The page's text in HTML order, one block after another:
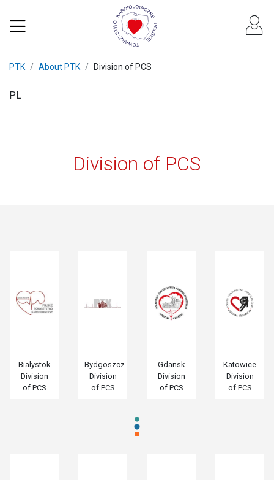
PTK About PTK Division of PCS
PL
Division of PCS
Bialystok
Division
of PCS
Bydgoszcz
Division
of PCS
Gdansk
Division
of PCS
Katowice
Division
of PCS